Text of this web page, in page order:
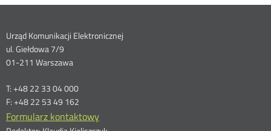
Dane
kontaktowe
Urząd Komunikacji Elektronicznej
ul. Giełdowa 7/9
01-211 Warszawa
T: +48 22 33 04 000
F: +48 22 53 49 162
Formularz kontaktowy